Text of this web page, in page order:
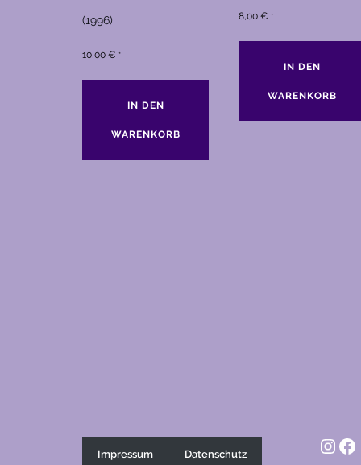
(1996)
10,00 € *
IN DEN
WARENKORB
8,00 € *
IN DEN
WARENKORB
Impressum Datenschutz